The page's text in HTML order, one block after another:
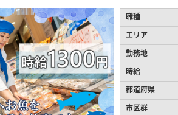
職種
エリア
勤務地
時給
都道府県
市区群